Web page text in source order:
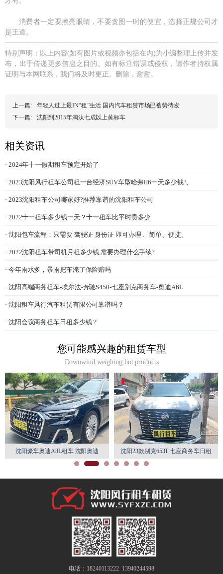
消费者一定要擦亮眼睛，不要贪图一时的便宜，选择正规公司才
是王道。
特别声明：以上内容(如有图片或视频亦包括在内)为小编整理上传并发
布，出于传递更多信息之目的。如有标注错误或侵权，请作者持权属
证明与本网联系，我们将及时更正、删除，谢谢。
上一篇:
年轻人过上最IN“租”生活 国内汽车租赁市场已蓄势待发
下一篇:
沈阳到2015年淘汰七成以上黄标车
相关资讯
· 2024年十一假期租车预定开始了
· 2023沈阳风行租车公司租一台经济SUV车型哈弗H6一天多少钱?,
· 2023沈阳租车公司哪家好?推荐靠谱的沈阳租车公司
· 2022十一租车多少钱一天？十一租车比平时贵多少
· 沈阳包车流程：只需要 驾驶证 身份证 即可办理 、简单、便捷。
· 2022沈阳租车带司机月租多少钱,需要办理什么手续?
· 今年雨水多，暴雨把车淹了保险赔吗
· 沈阳高端商务租车-埃尔法-奔驰S450-七座别克商务车-奥迪A6L
· 沈阳租车风行汽车租赁有限公司靠谱吗？
· 沈阳会议商务租车日租多少钱？
您可能感兴趣的租赁车型
Downwind weighing hot products
沈阳豪车奥迪A8L租车 沈阳奥迪
A8L豪车租赁
沈阳23款别克653T 七座商务车日租
电话：18240113222 13940244598